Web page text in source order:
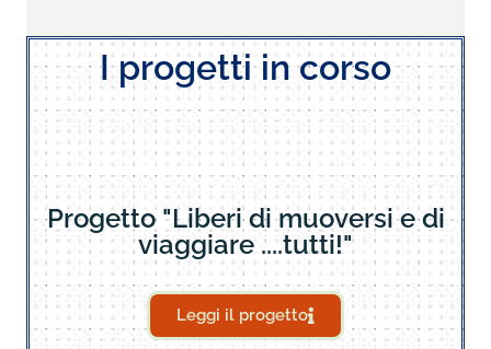
I progetti in corso
Progetto "Liberi di muoversi e di
viaggiare ....tutti!"
Leggi il progetto